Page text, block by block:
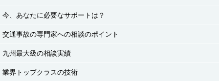
今、あなたに必要なサポートは？
交通事故の専門家への相談のポイント
九州最大級の相談実績
業界トップクラスの技術